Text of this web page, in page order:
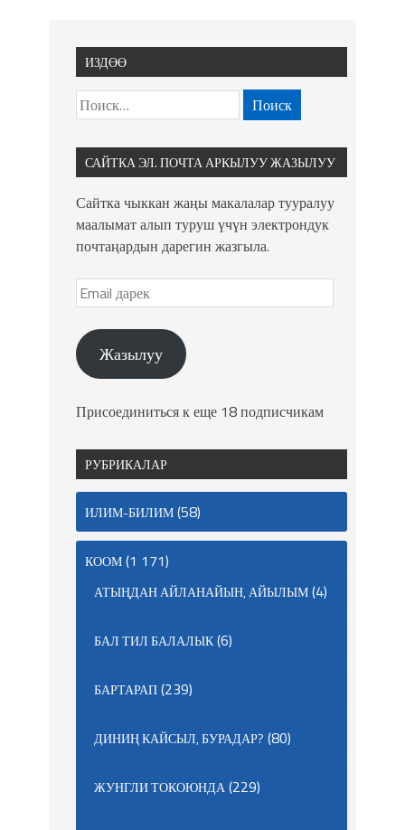
ИЗДӨӨ
САЙТКА ЭЛ. ПОЧТА АРКЫЛУУ ЖАЗЫЛУУ
Сайтка чыккан жаңы макалалар тууралуу
маалымат алып туруш үчүн электрондук
почтаңардын дарегин жазгыла.
Жазылуу
Присоединиться к еще 18 подписчикам
РУБРИКАЛАР
ИЛИМ-БИЛИМ(58)
КООМ(1 171)
АТЫҢДАН АЙЛАНАЙЫН, АЙЫЛЫМ(4)
БАЛ ТИЛ БАЛАЛЫК(6)
БАРТАРАП(239)
ДИНИҢ КАЙСЫЛ, БУРАДАР? (80)
ЖУНГЛИ ТОКОЮНДА(229)